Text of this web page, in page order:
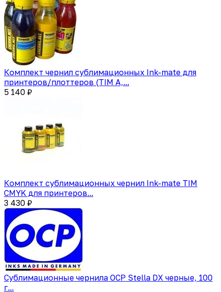
Комплект чернил сублимационных Ink-mate для
принтеров/плоттеров (TIM A,...
5 140 ₽
Комплект сублимационных чернил Ink-mate TIM
CMYK для принтеров...
3 430 ₽
Сублимационные чернила OCP Stella DX черные, 100
г...